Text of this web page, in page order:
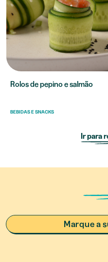
Rolos de pepino e salmão
BEBIDAS E SNACKS
Ir para
Marque a